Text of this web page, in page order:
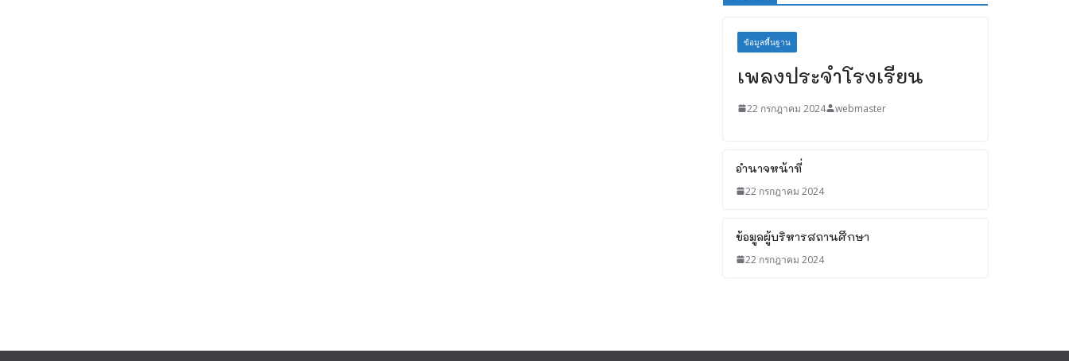
ข้อมูลพื้นฐาน
เพลงประจำโรงเรียน
22 กรกฎาคม 2024 webmaster
อำนาจหน้าที่
22 กรกฎาคม 2024
ข้อมูลผู้บริหารสถานศึกษา
22 กรกฎาคม 2024